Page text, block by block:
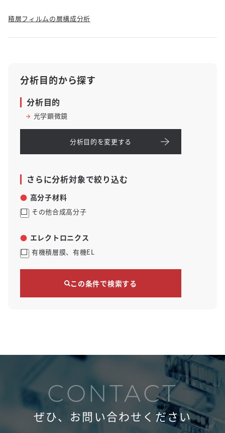
積層フィルムの層構成分析
分析目的から探す
分析目的
光学顕微鏡
分析目的を変更する
さらに分析対象で絞り込む
高分子材料
その他合成高分子
エレクトロニクス
有機積層膜、有機EL
この条件で検索する
CONTACT
ぜひ、お問い合わせください